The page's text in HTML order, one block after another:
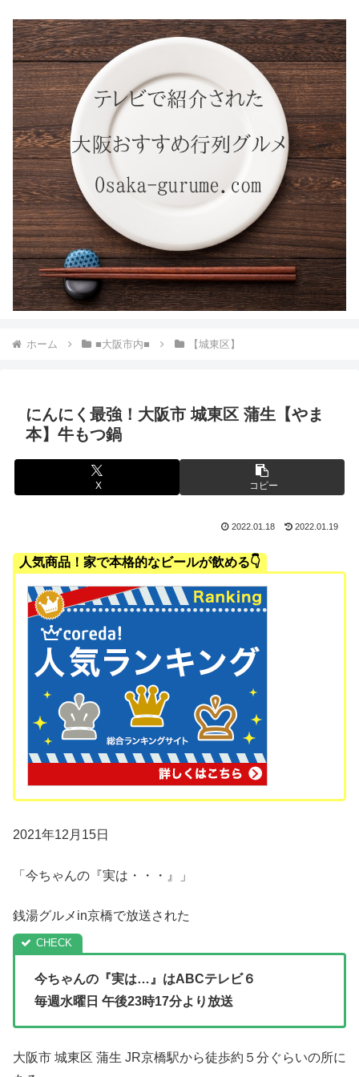
ホーム ■大阪市内■ 【城東区】
にんにく最強！大阪市 城東区 蒲生【やま
本】牛もつ鍋
X コピー
2022.01.18 2022.01.19
人気商品！家で本格的なビールが飲める👇
2021年12月15日
「今ちゃんの『実は・・・』」
銭湯グルメin京橋で放送された
今ちゃんの『実は…』はABCテレビ６
毎週水曜日 午後23時17分より放送
大阪市 城東区 蒲生 JR京橋駅から徒歩約５分ぐらいの所に